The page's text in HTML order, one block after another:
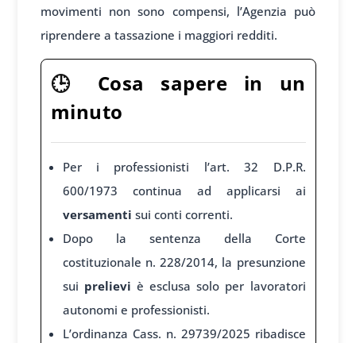
movimenti non sono compensi, l’Agenzia può
riprendere a tassazione i maggiori redditi.
🕒 Cosa sapere in un
minuto
Per i professionisti l’art. 32 D.P.R.
600/1973 continua ad applicarsi ai
versamenti sui conti correnti.
Dopo la sentenza della Corte
costituzionale n. 228/2014, la presunzione
sui prelievi è esclusa solo per lavoratori
autonomi e professionisti.
L’ordinanza Cass. n. 29739/2025 ribadisce